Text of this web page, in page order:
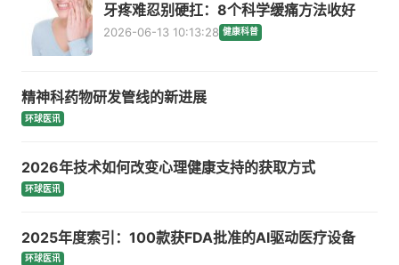
牙疼难忍别硬扛：8个科学缓痛方法收好
2026-06-13 10:13:28 健康科普
精神科药物研发管线的新进展
环球医讯
2026年技术如何改变心理健康支持的获取方式
环球医讯
2025年度索引：100款获FDA批准的AI驱动医疗设备
环球医讯